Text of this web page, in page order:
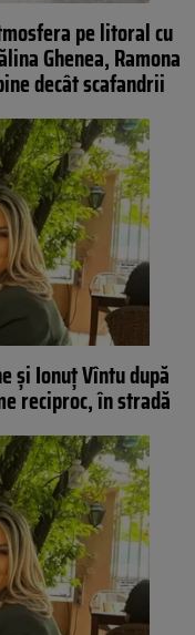
pe litoral cu
Ghenea, Ramona
decât scafandrii
și Ionuț Vîntu după
reciproc, în stradă